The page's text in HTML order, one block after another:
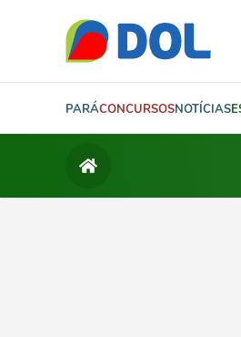
PARÁCONCURSOSNOTÍCIAS